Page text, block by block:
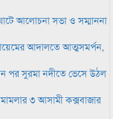
আলোচনা সভা ও সম্মাননা
আদালতে আত্মসমর্পন,
পর সুরমা নদীতে ভেসে উঠল
মামলার ৩ আসামী কক্সবাজার